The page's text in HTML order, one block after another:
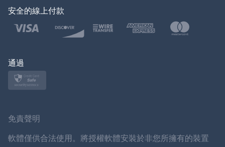
土耳其語
波蘭語
ภาษาไทย
安全的線上付款
通過
免責聲明
軟體僅供合法使用。將授權軟體安裝於非您所擁有的裝置